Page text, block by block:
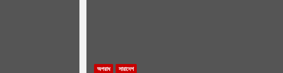
অপরাধ সারাদেশ